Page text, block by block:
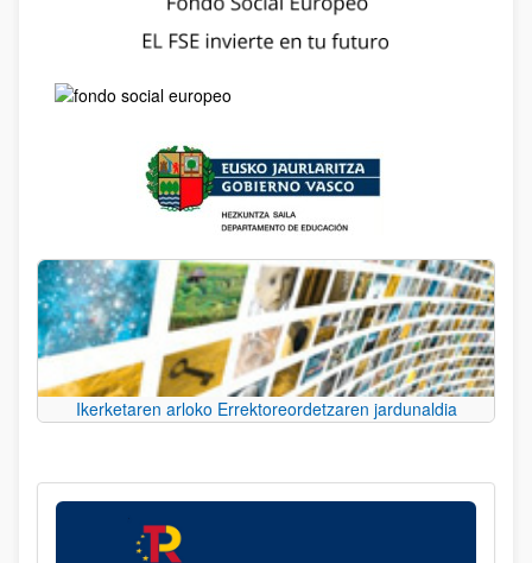
Ikerketaren arloko Errektoreordetzaren jardunaldia